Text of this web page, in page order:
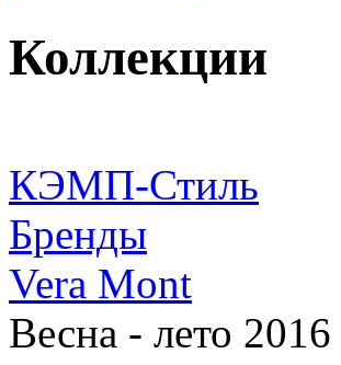
Коллекции
КЭМП-Стиль
Бренды
Vera Mont
Весна - лето 2016